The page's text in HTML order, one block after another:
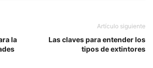
la
Artículo siguiente
Las claves para entender los
tipos de extintores